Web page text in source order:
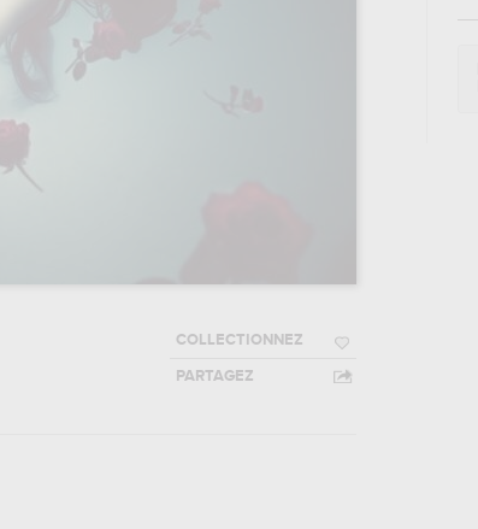
COLLECTIONNEZ
PARTAGEZ